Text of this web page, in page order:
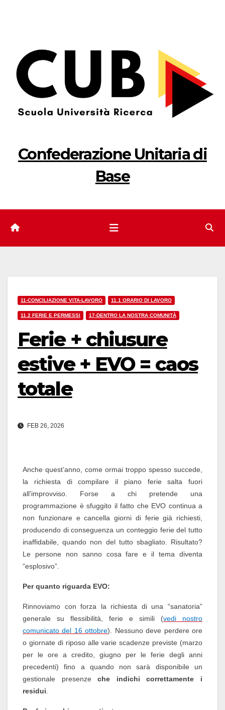
Confederazione Unitaria di
Base
11-CONCILIAZIONE VITA-LAVORO 11.1 ORARIO DI LAVORO
11.2 FERIE E PERMESSI 17-DENTRO LA NOSTRA COMUNITÀ
Ferie + chiusure
estive + EVO = caos
totale
FEB 26, 2026
Anche quest’anno, come ormai troppo spesso succede,
la richiesta di compilare il piano ferie salta fuori
all’improvviso. Forse a chi pretende una
programmazione è sfuggito il fatto che EVO continua a
non funzionare e cancella giorni di ferie già richiesti,
producendo di conseguenza un conteggio ferie del tutto
inaffidabile, quando non del tutto sbagliato. Risultato?
Le persone non sanno cosa fare e il tema diventa
“esplosivo”.
Per quanto riguarda EVO:
Rinnoviamo con forza la richiesta di una “sanatoria”
generale su flessibilità, ferie e simili (vedi nostro
comunicato del 16 ottobre). Nessuno deve perdere ore
o giornate di riposo alle varie scadenze previste (marzo
per le ore a credito, giugno per le ferie degli anni
precedenti) fino a quando non sarà disponibile un
gestionale presenzeche indichi correttamente i
residui